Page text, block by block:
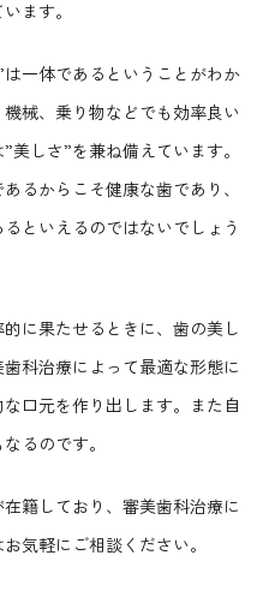
ます。
一体であるということがわか
械、乗り物などでも効率良い
しさ”を兼ね備えています。
るからこそ健康な歯であり、
といえるのではないでしょう
に果たせるときに、歯の美し
科治療によって最適な形態に
口元を作り出します。また自
るのです。
籍しており、審美歯科治療に
気軽にご相談ください。